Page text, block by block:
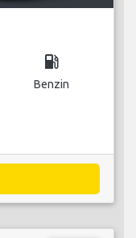
local_gas_station
Benzin